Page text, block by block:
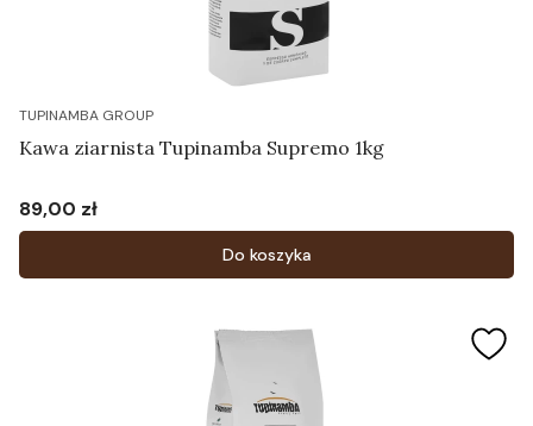
TUPINAMBA GROUP
Kawa ziarnista Tupinamba Supremo 1kg
Cena
89,00 zł
Do koszyka